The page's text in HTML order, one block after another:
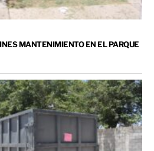
MANTENIMIENTO EN EL PARQUE